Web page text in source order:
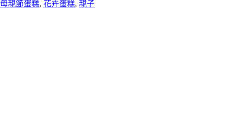
母親節蛋糕, 花卉蛋糕, 親子